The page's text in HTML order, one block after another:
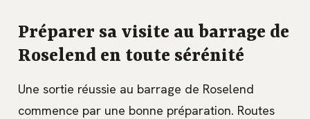
Préparer sa visite au barrage de
Roselend en toute sérénité
Une sortie réussie au barrage de Roselend
commence par une bonne préparation. Routes